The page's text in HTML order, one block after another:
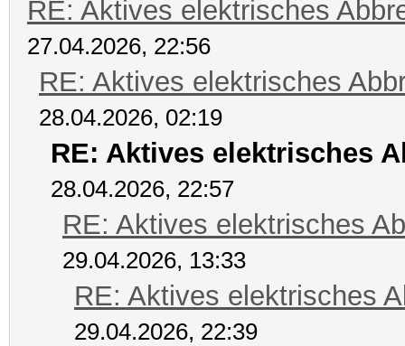
RE: Aktives elektrisches
27.04.2026, 22:56
RE: Aktives elektrisches
28.04.2026, 02:19
RE: Aktives elektrisches
28.04.2026, 22:57
RE: Aktives elektrisches
29.04.2026, 13:33
RE: Aktives elektrisches
29.04.2026, 22:39